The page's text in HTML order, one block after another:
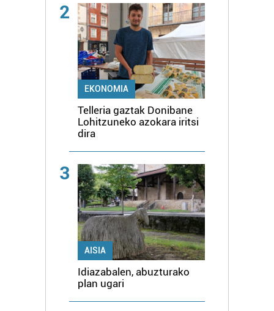
2
EKONOMIA
Telleria gaztak Donibane
Lohitzuneko azokara iritsi
dira
3
AISIA
Idiazabalen, abuzturako
plan ugari